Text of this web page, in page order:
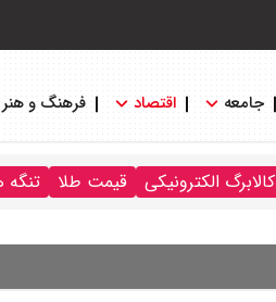
جامعه اقتصاد فرهنگ و هنر
کالابرگ الکترونیکی قیمت طلا تنگه